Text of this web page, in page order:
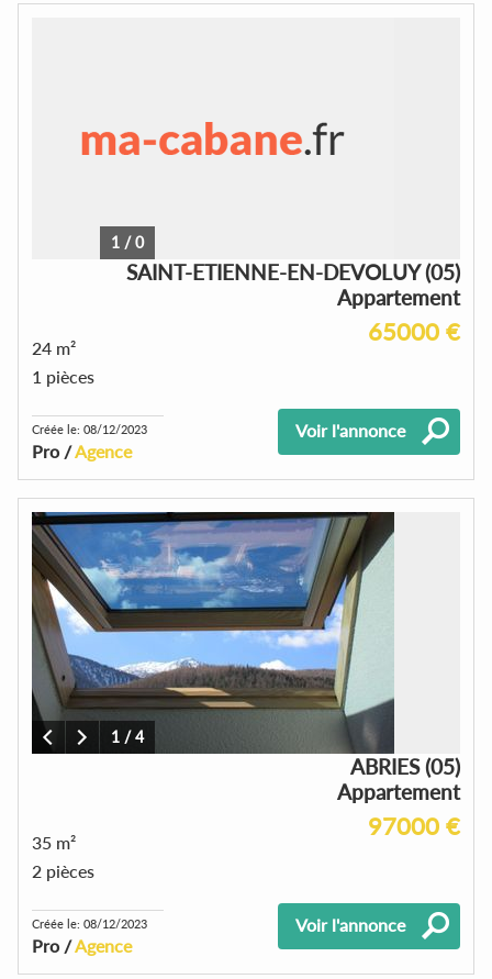
1 /0
SAINT-ETIENNE-EN-DEVOLUY (05)
Appartement
65000 €
24 m²
1 pièces
Créée le: 08/12/2023
Pro /Agence
Voir l'annonce
1 /4
ABRIES (05)
Appartement
97000 €
35 m²
2 pièces
Créée le: 08/12/2023
Pro /Agence
Voir l'annonce